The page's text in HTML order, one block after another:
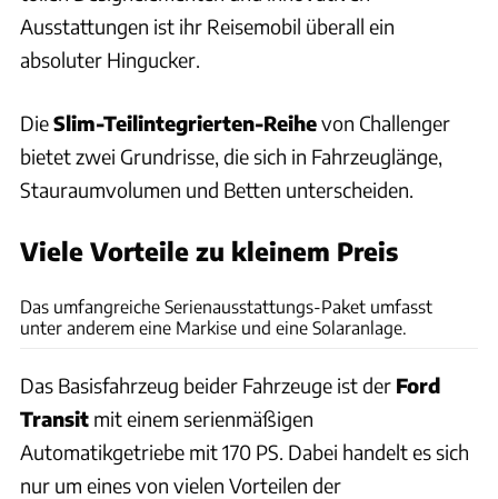
Ausstattungen ist ihr Reisemobil überall ein
absoluter Hingucker.
DieSlim-Teilintegrierten-Reihevon Challenger
bietet zwei Grundrisse, die sich in Fahrzeuglänge,
Stauraumvolumen und Betten unterscheiden.
Viele Vorteile zu kleinem Preis
Das umfangreiche Serienausstattungs-Paket umfasst
unter anderem eine Markise und eine Solaranlage.
Das Basisfahrzeug beider Fahrzeuge ist der Ford
Transit mit einem serienmäßigen
Automatikgetriebe mit 170 PS. Dabei handelt es sich
nur um eines von vielen Vorteilen der